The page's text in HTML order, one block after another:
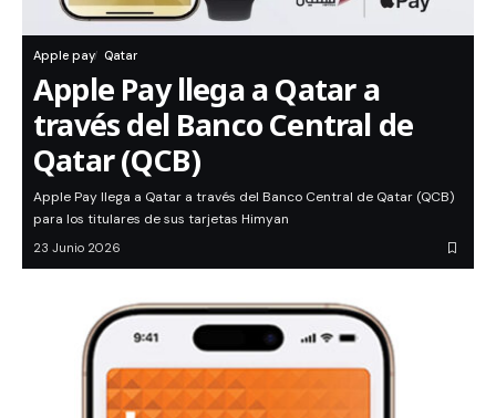
Apple pay Qatar
Apple Pay llega a Qatar a
través del Banco Central de
Qatar (QCB)
Apple Pay llega a Qatar a través del Banco Central de Qatar (QCB)
para los titulares de sus tarjetas Himyan
23 Junio 2026